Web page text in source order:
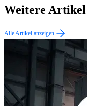
Weitere Artikel
Alle Artikel anzeigen